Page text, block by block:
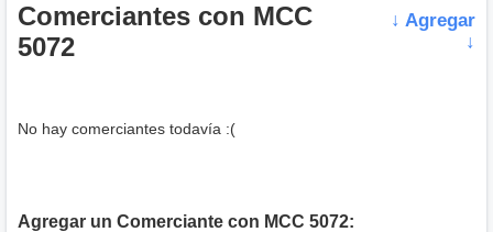
Comerciantes con MCC
5072
↓ Agregar
↓
No hay comerciantes todavía :(
Agregar un Comerciante con MCC 5072: